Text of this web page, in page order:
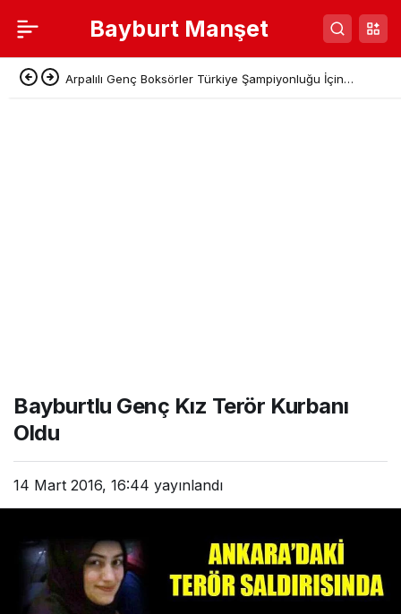
Bayburt Manşet
Arpalılı Genç Boksörler Türkiye Şampiyonluğu İçin
Bayburtlu Genç Kız Terör Kurbanı
Oldu
14 Mart 2016, 16:44 yayınlandı